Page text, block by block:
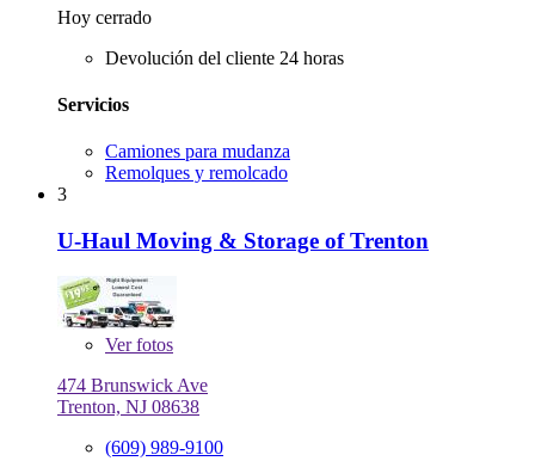
Hoy cerrado
Devolución del cliente 24 horas
Servicios
Camiones para mudanza
Remolques y remolcado
3
U-Haul Moving & Storage of Trenton
Verfotos
474 Brunswick Ave
Trenton, NJ 08638
(609) 989-9100